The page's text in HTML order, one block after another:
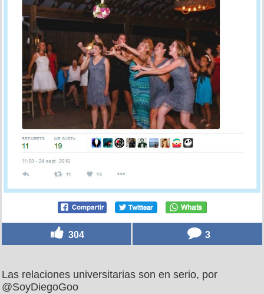
304 3
Las relaciones universitarias son en serio, por
@SoyDiegoGoo